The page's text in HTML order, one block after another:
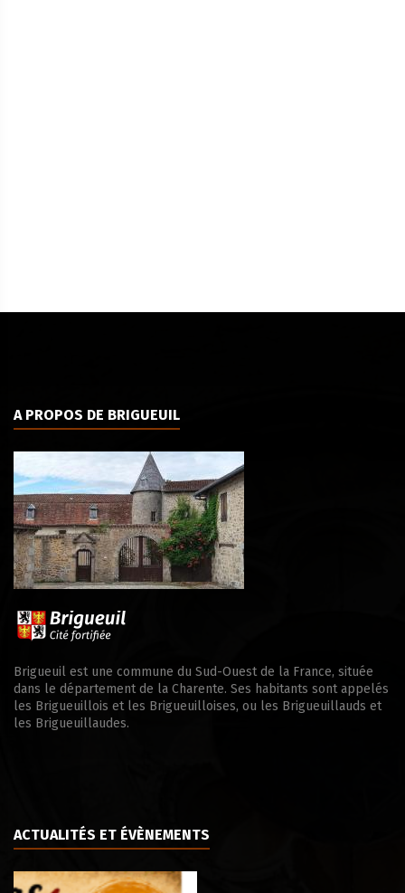
A PROPOS DE BRIGUEUIL
Brigueuil est une commune du Sud-Ouest de la France, située
dans le département de la Charente. Ses habitants sont appelés
les Brigueuillois et les Brigueuilloises, ou les Brigueuillauds et
les Brigueuillaudes.
ACTUALITÉS ET ÉVÈNEMENTS